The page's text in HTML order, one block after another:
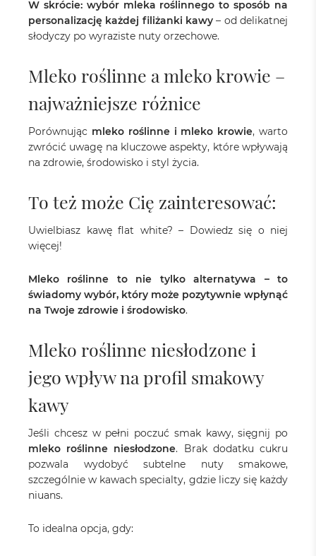
W skrócie: wybór mleka roślinnego to sposób na
personalizację każdej filiżanki kawy – od delikatnej
słodyczy po wyraziste nuty orzechowe.
Mleko roślinne a mleko krowie –
najważniejsze różnice
Porównując mleko roślinne i mleko krowie, warto
zwrócić uwagę na kluczowe aspekty, które wpływają
na zdrowie, środowisko i styl życia.
To też może Cię zainteresować:
Uwielbiasz kawę flat white? – Dowiedz się o niej
więcej!
Mleko roślinne to nie tylko alternatywa – to
świadomy wybór, który może pozytywnie wpłynąć
na Twoje zdrowie i środowisko.
Mleko roślinne niesłodzone i
jego wpływ na profil smakowy
kawy
Jeśli chcesz w pełni poczuć smak kawy, sięgnij po
mleko roślinne niesłodzone. Brak dodatku cukru
pozwala wydobyć subtelne nuty smakowe,
szczególnie w kawach specialty, gdzie liczy się każdy
niuans.
To idealna opcja, gdy: